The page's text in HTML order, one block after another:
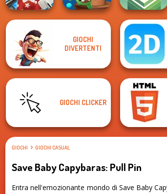
Pet Salon 2
Om Nom Tower
3D
Stack
GIOCHI
DIVERTENTI
GIOCHI CLICKER
GIOCHI GIOCHI CASUAL
Save Baby Capybaras: Pull Pin
Entra nell'emozionante mondo di Save Baby